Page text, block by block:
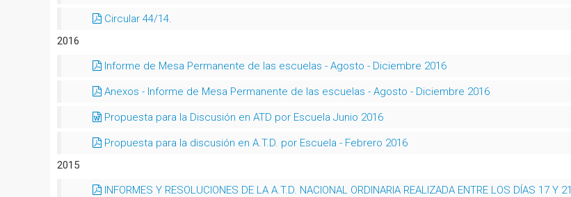
Circular 44/14.
2016
Informe de Mesa Permanente de las escuelas - Agosto - Diciembre 2016
Anexos - Informe de Mesa Permanente de las escuelas - Agosto - Diciembre 2016
Propuesta para la Discusión en ATD por Escuela Junio 2016
Propuesta para la discusión en A.T.D. por Escuela - Febrero 2016
2015
INFORMES Y RESOLUCIONES DE LA A.T.D. NACIONAL ORDINARIA REALIZADA ENTRE LOS DÍAS 17 Y 21